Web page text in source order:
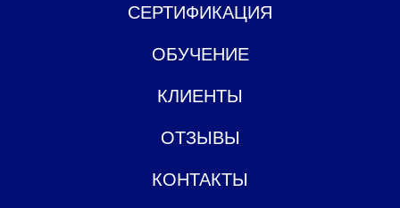
СЕРТИФИКАЦИЯ
ОБУЧЕНИЕ
КЛИЕНТЫ
ОТЗЫВЫ
КОНТАКТЫ